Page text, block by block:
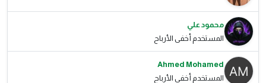
محمود علي
المستخدم أخفى الأرباح
Ahmed Mohamed
المستخدم أخفى الأرباح